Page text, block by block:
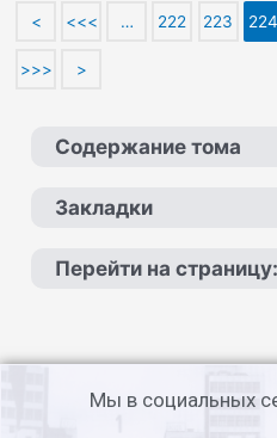
< <<< … 222 223 224
>>> >
Содержание тома
Закладки
Перейти на страницу:
Мы в социальных